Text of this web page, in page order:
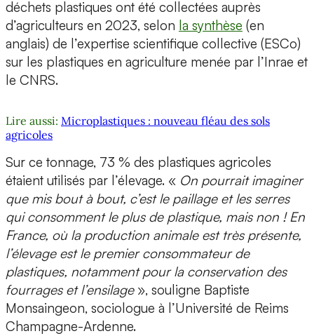
déchets plastiques ont été collectées auprès
d’agriculteurs en 2023, selon la synthèse (en
anglais) de l’expertise scientifique collective (ESCo)
sur les plastiques en agriculture menée par l’Inrae et
le CNRS.
Lire aussi: Microplastiques : nouveau fléau des sols
agricoles
Sur ce tonnage, 73 % des plastiques agricoles
étaient utilisés par l’élevage. « On pourrait imaginer
que mis bout à bout, c’est le paillage et les serres
qui consomment le plus de plastique, mais non ! En
France, où la production animale est très présente,
l’élevage est le premier consommateur de
plastiques, notamment pour la conservation des
fourrages et l’ensilage», souligne Baptiste
Monsaingeon, sociologue à l’Université de Reims
Champagne-Ardenne.